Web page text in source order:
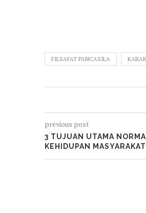
FILSAFAT PANCASILA
previous post
3 TUJUAN UTAMA
KEHIDUPAN MASYARAKAT